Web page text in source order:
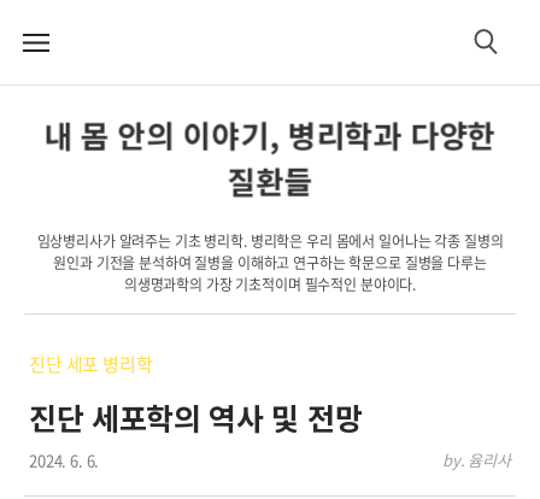
메
검
내 몸 안의 이야기, 병리학과 다양한
질환들
임상병리사가 알려주는 기초 병리학. 병리학은 우리 몸에서 일어나는 각종 질병의
원인과 기전을 분석하여 질병을 이해하고 연구하는 학문으로 질병을 다루는
의생명과학의 가장 기초적이며 필수적인 분야이다.
진단 세포 병리학
진단 세포학의 역사 및 전망
2024. 6. 6. by. 윰리사